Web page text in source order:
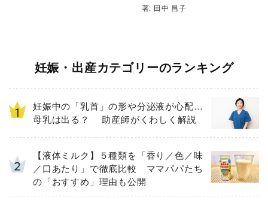
著: 田中 昌子
妊娠・出産カテゴリーのランキング
妊娠中の「乳首」の形や分泌液が心配…
母乳は出る？ 助産師がくわしく解説
【液体ミルク】５種類を「香り／色／味
／口あたり」で徹底比較 ママパパたち
の「おすすめ」理由も公開